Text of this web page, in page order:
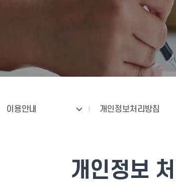
이용안내 개인정보처리방침
개인정보